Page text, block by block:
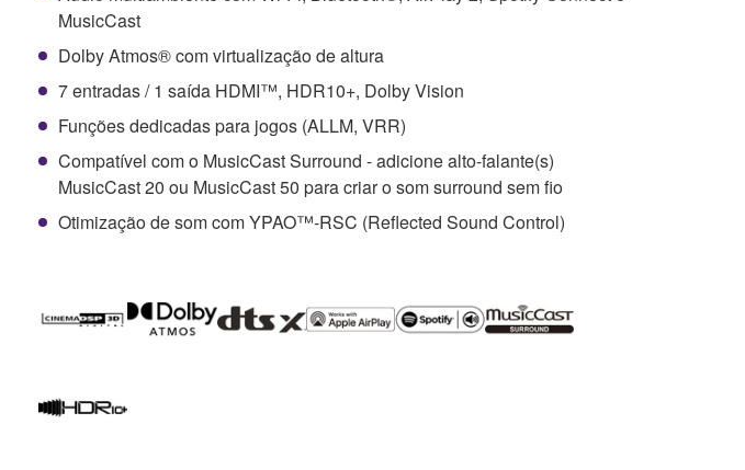
MusicCast
Dolby Atmos® com virtualização de altura
7 entradas / 1 saída HDMI™, HDR10+, Dolby Vision
Funções dedicadas para jogos (ALLM, VRR)
Compatível com o MusicCast Surround - adicione alto-falante(s)
MusicCast 20 ou MusicCast 50 para criar o som surround sem fio
Otimização de som com YPAO™-RSC (Reflected Sound Control)